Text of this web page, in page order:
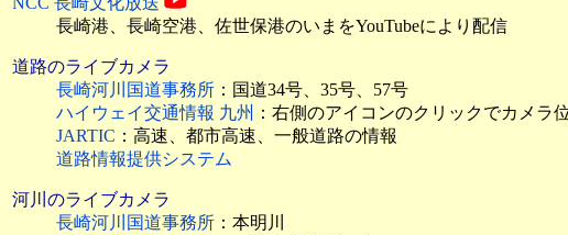
長崎港、長崎空港、佐世保港のいまをYouTubeにより配信
道路のライブカメラ
長崎河川国道事務所 ：国道34号、35号、57号
ハイウェイ交通情報 九州 ：右側のアイコンのクリックでカメラ
JARTIC ：高速、都市高速、一般道路の情報
道路情報提供システム
河川のライブカメラ
長崎河川国道事務所 ：本明川